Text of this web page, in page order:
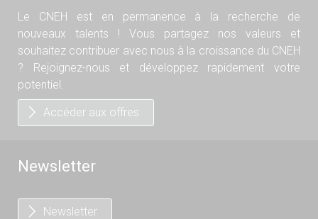
Le CNEH est en permanence à la recherche de
nouveaux talents ! Vous partagez nos valeurs et
souhaitez contribuer avec nous à la croissance du CNEH
? Rejoignez-nous et développez rapidement votre
potentiel.
Accéder aux offres
Newsletter
Newsletter